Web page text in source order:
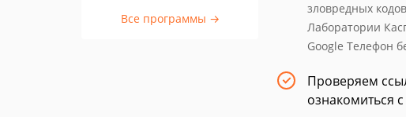
Все программы →
зловредных
Лаборатории
Google Телефон
Проверяем
ознакомиться